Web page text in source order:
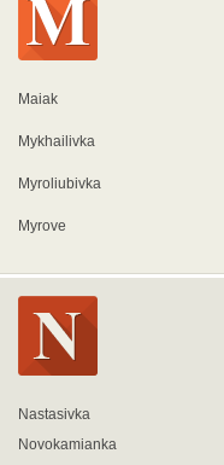
Maiak
Mykhailivka
Myroliubivka
Myrove
Nastasivka
Novokamianka